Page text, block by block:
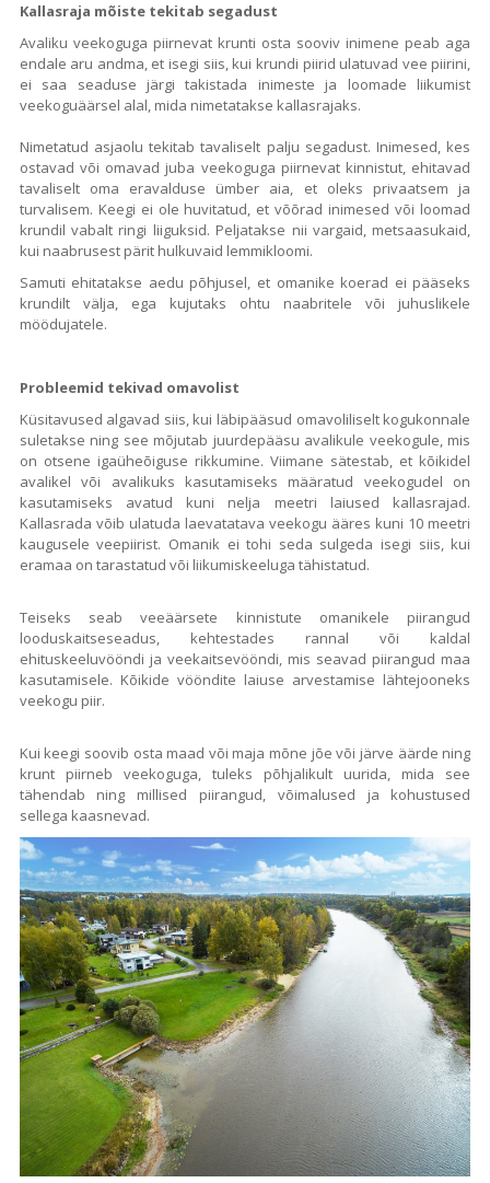
Kallasraja mõiste tekitab segadust
Avaliku veekoguga piirnevat krunti osta sooviv inimene peab aga
endale aru andma, et isegi siis, kui krundi piirid ulatuvad vee piirini,
ei saa seaduse järgi takistada inimeste ja loomade liikumist
veekoguäärsel alal, mida nimetatakse kallasrajaks.
Nimetatud asjaolu tekitab tavaliselt palju segadust. Inimesed, kes
ostavad või omavad juba veekoguga piirnevat kinnistut, ehitavad
tavaliselt oma eravalduse ümber aia, et oleks privaatsem ja
turvalisem. Keegi ei ole huvitatud, et võõrad inimesed või loomad
krundil vabalt ringi liiguksid. Peljatakse nii vargaid, metsaasukaid,
kui naabrusest pärit hulkuvaid lemmikloomi.
Samuti ehitatakse aedu põhjusel, et omanike koerad ei pääseks
krundilt välja, ega kujutaks ohtu naabritele või juhuslikele
möödujatele.
Probleemid tekivad omavolist
Küsitavused algavad siis, kui läbipääsud omavoliliselt kogukonnale
suletakse ning see mõjutab juurdepääsu avalikule veekogule, mis
on otsene igaüheõiguse rikkumine. Viimane sätestab, et kõikidel
avalikel või avalikuks kasutamiseks määratud veekogudel on
kasutamiseks avatud kuni nelja meetri laiused kallasrajad.
Kallasrada võib ulatuda laevatatava veekogu ääres kuni 10 meetri
kaugusele veepiirist. Omanik ei tohi seda sulgeda isegi siis, kui
eramaa on tarastatud või liikumiskeeluga tähistatud.
Teiseks seab veeäärsete kinnistute omanikele piirangud
looduskaitseseadus, kehtestades rannal või kaldal
ehituskeeluvööndi ja veekaitsevööndi, mis seavad piirangud maa
kasutamisele. Kõikide vööndite laiuse arvestamise lähtejooneks
veekogu piir.
Kui keegi soovib osta maad või maja mõne jõe või järve äärde ning
krunt piirneb veekoguga, tuleks põhjalikult uurida, mida see
tähendab ning millised piirangud, võimalused ja kohustused
sellega kaasnevad.